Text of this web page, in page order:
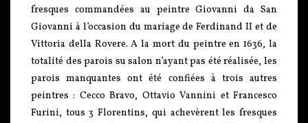
fresques commandées au peintre Giovanni da San
Giovanni à l’occasion du mariage de Ferdinand II et de
Vittoria della Rovere. A la mort du peintre en 1636, la
totalité des parois su salon n’ayant pas été réalisée, les
parois manquantes ont été confiées à trois autres
peintres : Cecco Bravo, Ottavio Vannini et Francesco
Furini, tous 3 Florentins, qui achevèrent les fresques